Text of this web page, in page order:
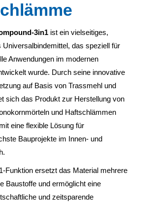
3in1 ist ein vielseitiges,
Universalbindemittel, das speziell für
Anwendungen im modernen
wurde. Durch seine innovative
auf Basis von Trassmehl und
sich das Produkt zur Herstellung von
und Haftschlämmen
eine flexible Lösung für
Bauprojekte im Innen- und
Funktion ersetzt das Material mehrere
Baustoffe und ermöglicht eine
und zeitsparende